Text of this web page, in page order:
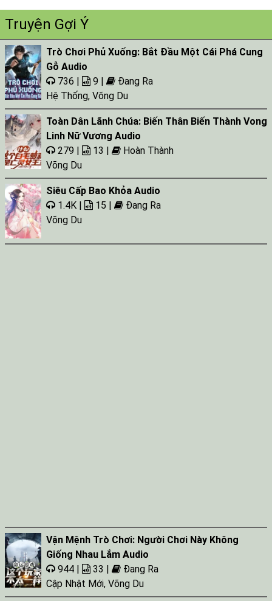
Tap 025
Tap 026
Tap 027
Tap 028
Tap 029
Tap 030
Tap 031
Tap 032
Tap 033
Tap 034
Tap 035
Tap 036
Truyện Gợi Ý
Trò Chơi Phủ Xuống: Bắt Đầu Một Cái Phá Cung
Gỗ Audio
736 |
9 |
Đang Ra
Hệ Thống, Võng Du
Toàn Dân Lãnh Chúa: Biến Thân Biến Thành Vong
Linh Nữ Vương Audio
279 |
13 |
Hoàn Thành
Võng Du
Siêu Cấp Bao Khỏa Audio
1.4K |
15 |
Đang Ra
Võng Du
Vận Mệnh Trò Chơi: Người Chơi Này Không
Giống Nhau Lắm Audio
944 |
33 |
Đang Ra
Cập Nhật Mới, Võng Du